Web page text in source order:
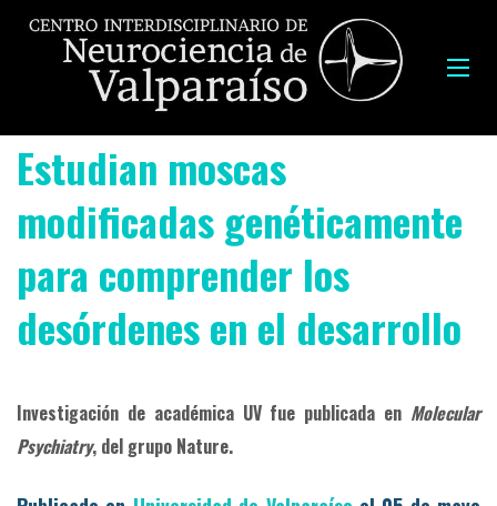
Estudian moscas
modificadas genéticamente
para comprender los
desórdenes en el desarrollo
Investigación de académica UV fue publicada en Molecular
Psychiatry, del grupo Nature.